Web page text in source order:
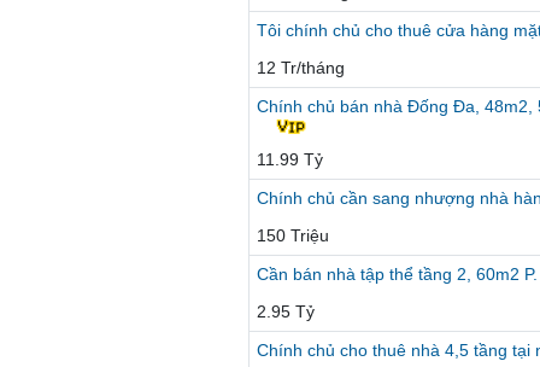
Tôi chính chủ cho thuê cửa hàng
12 Tr/tháng
Chính chủ bán nhà Đống Đa, 48m2,
11.99 Tỷ
Chính chủ cần sang nhượng nhà
150 Triệu
Cần bán nhà tập thể tầng 2, 60m2
2.95 Tỷ
Chính chủ cho thuê nhà 4,5 tầng